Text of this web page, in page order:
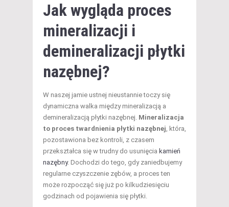
Jak wygląda proces
mineralizacji i
demineralizacji płytki
nazębnej?
W naszej jamie ustnej nieustannie toczy się
dynamiczna walka między mineralizacją a
demineralizacją płytki nazębnej. Mineralizacja
to proces twardnienia płytki nazębnej, która,
pozostawiona bez kontroli, z czasem
przekształca się w trudny do usunięcia kamień
nazębny. Dochodzi do tego, gdy zaniedbujemy
regularne czyszczenie zębów, a proces ten
może rozpocząć się już po kilkudziesięciu
godzinach od pojawienia się płytki.